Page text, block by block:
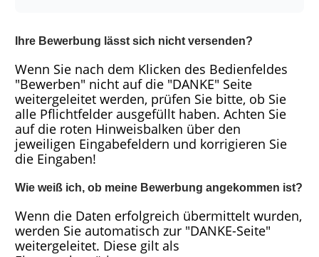
Ihre Bewerbung lässt sich nicht versenden?
Wenn Sie nach dem Klicken des Bedienfeldes
"Bewerben" nicht auf die "DANKE" Seite
weitergeleitet werden, prüfen Sie bitte, ob Sie
alle Pflichtfelder ausgefüllt haben. Achten Sie
auf die roten Hinweisbalken über den
jeweiligen Eingabefeldern und korrigieren Sie
die Eingaben!
Wie weiß ich, ob meine Bewerbung angekommen ist?
Wenn die Daten erfolgreich übermittelt wurden,
werden Sie automatisch zur "DANKE-Seite"
weitergeleitet. Diese gilt als